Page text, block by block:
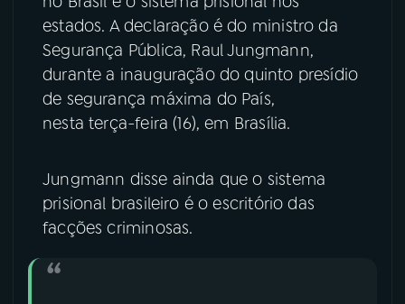
YouTube Facebook
Instagram X
TikTok
estados. A declaração é do ministro da
Segurança Pública, Raul Jungmann,
durante a inauguração do quinto presídio
de segurança máxima do País,
nesta terça-feira (16), em Brasília.
Jungmann disse ainda que o sistema
prisional brasileiro é o escritório das
facções criminosas.